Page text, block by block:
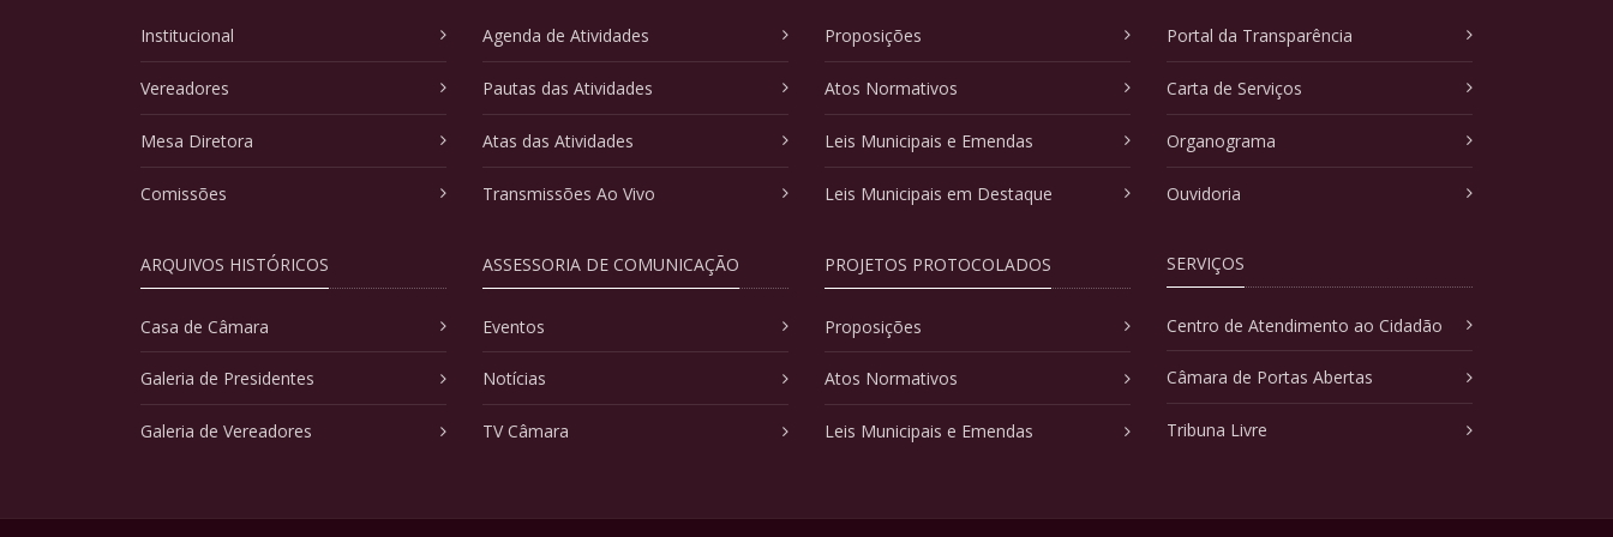
Institucional
Vereadores
Mesa Diretora
Comissões
ARQUIVOS HISTÓRICOS
Casa de Câmara
Galeria de Presidentes
Galeria de Vereadores
Agenda de Atividades
Pautas das Atividades
Atas das Atividades
Transmissões Ao Vivo
ASSESSORIA DE COMUNICAÇÃO
Eventos
Notícias
TV Câmara
Proposições
Atos Normativos
Leis Municipais e Emendas
Leis Municipais em Destaque
PROJETOS PROTOCOLADOS
Proposições
Atos Normativos
Leis Municipais e Emendas
Portal da Transparência
Carta de Serviços
Organograma
Ouvidoria
SERVIÇOS
Centro de Atendimento ao Cidadão
Câmara de Portas Abertas
Tribuna Livre